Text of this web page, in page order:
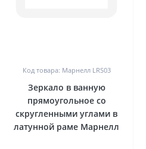
Код товара: Марнелл LRS03
Зеркало в ванную
прямоугольное со
скругленными углами в
латунной раме Марнелл